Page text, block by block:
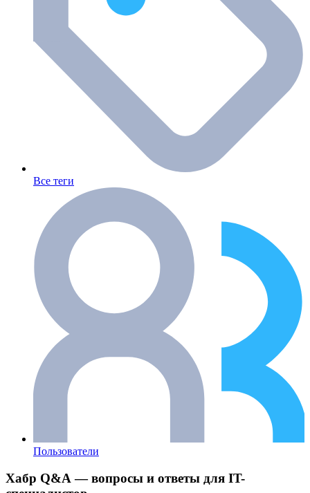
Все теги
Пользователи
Хабр Q&A — вопросы и ответы для IT-